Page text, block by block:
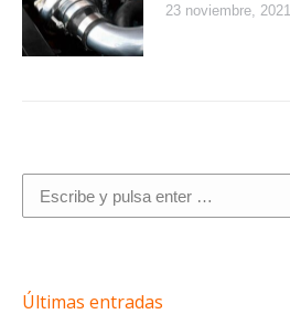
23 noviembre, 2021
Buscar:
Últimas entradas